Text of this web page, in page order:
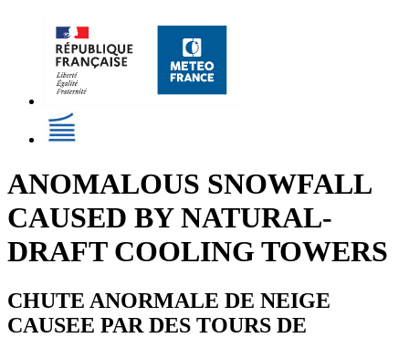
ANOMALOUS SNOWFALL
CAUSED BY NATURAL-
DRAFT COOLING TOWERS
CHUTE ANORMALE DE NEIGE
CAUSEE PAR DES TOURS DE